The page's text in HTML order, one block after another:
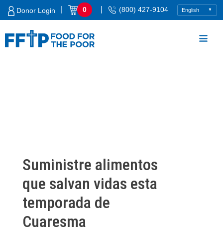
Skip
Donor Login 0 (800) 427-9104
Suministre alimentos
que salvan vidas esta
temporada de
Cuaresma